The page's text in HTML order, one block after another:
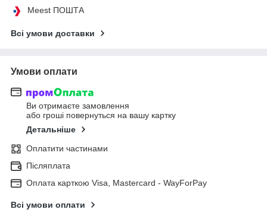
Meest ПОШТА
Всі умови доставки
Умови оплати
Ви отримаєте замовлення
або гроші повернуться на вашу картку
Детальніше
Оплатити частинами
Післяплата
Оплата карткою Visa, Mastercard - WayForPay
Всі умови оплати